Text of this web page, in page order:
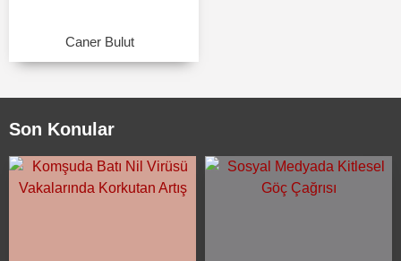
Caner Bulut
Son Konular